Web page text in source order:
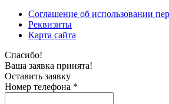
Соглашение об использовании
Реквизиты
Карта сайта
Спасибо!
Ваша заявка принята!
Оставить заявку
Номер телефона *